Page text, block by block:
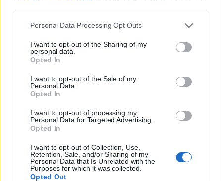
Please note that this website/app uses one or more Google
not limited to your visit or usage behaviour. You may click to
grant or deny consent to Google and its third-party tags to
use your data for below specified purposes in below Google
consent section.
Personal Data Processing Opt Outs
I want to opt-out of the Sharing of my
personal data.
Opted In
I want to opt-out of the Sale of my
Personal Data.
Opted In
I want to opt-out of processing my
Personal Data for Targeted Advertising.
Opted In
I want to opt-out of Collection, Use,
Retention, Sale, and/or Sharing of my
Personal Data that Is Unrelated with the
Purposes for which it was collected.
Opted Out
Tai chi a impatto dolce per rafforzare core e postura
Matteo Pellegrino · 8 Ago 2026